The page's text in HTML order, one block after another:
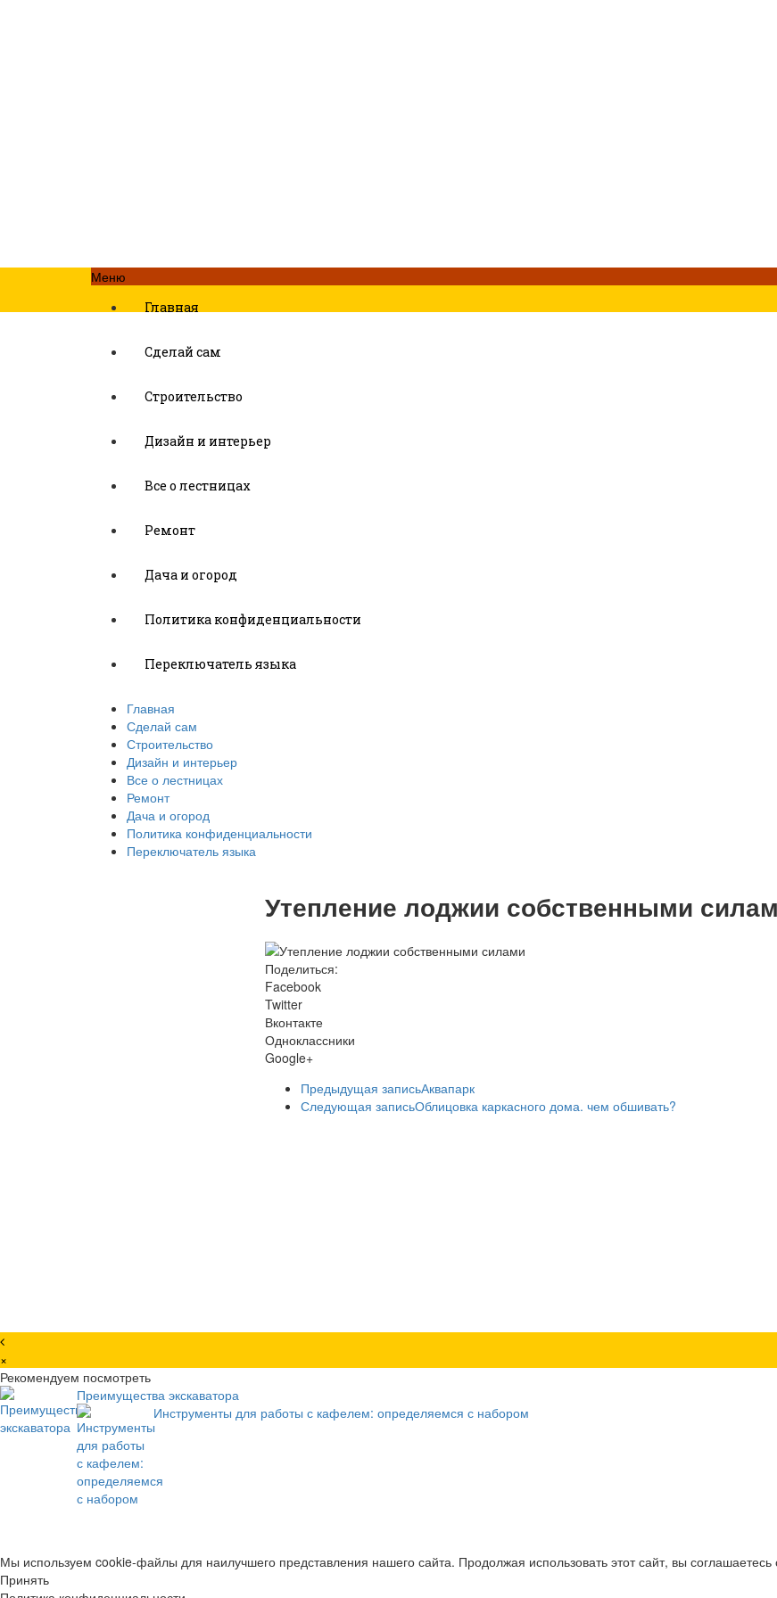
Меню
Главная
Сделай сам
Строительство
Дизайн и интерьер
Все о лестницах
Ремонт
Дача и огород
Политика конфиденциальности
Переключатель языка
Главная
Сделай сам
Строительство
Дизайн и интерьер
Все о лестницах
Ремонт
Дача и огород
Политика конфиденциальности
Переключатель языка
Утепление лоджии собственными
Поделиться:
Facebook
Twitter
Вконтакте
Одноклассники
Google+
Предыдущая записьАквапарк
Следующая записьОблицовка каркасного дома. чем обшивать?
×
Рекомендуем посмотреть
Преимущества экскаватора
Инструменты для работы с кафелем: определяемся с набором
Мы используем cookie-файлы для наилучшего представления нашего сайта. Продолжая использовать этот сайт, вы
Принять